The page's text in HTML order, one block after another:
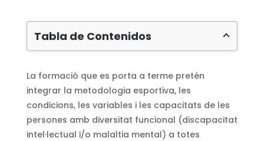
Tabla de Contenidos
La formació que es porta a terme pretén
integrar la metodologia esportiva, les
condicions, les variables i les capacitats de les
persones amb diversitat funcional (discapacitat
intel·lectual i/o malaltia mental) a totes